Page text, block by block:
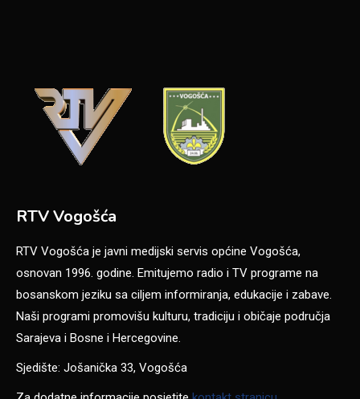
RTV Vogošća
RTV Vogošća je javni medijski servis općine Vogošća,
osnovan 1996. godine. Emitujemo radio i TV programe na
bosanskom jeziku sa ciljem informiranja, edukacije i zabave.
Naši programi promovišu kulturu, tradiciju i običaje područja
Sarajeva i Bosne i Hercegovine.
Sjedište: Jošanička 33, Vogošća